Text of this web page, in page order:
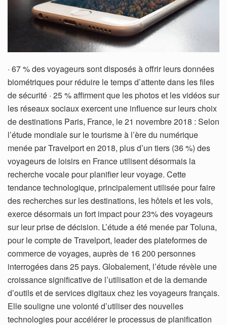
· 67 % des voyageurs sont disposés à offrir leurs données
biométriques pour réduire le temps d’attente dans les files
de sécurité · 25 % affirment que les photos et les vidéos sur
les réseaux sociaux exercent une influence sur leurs choix
de destinations Paris, France, le 21 novembre 2018 : Selon
l’étude mondiale sur le tourisme à l’ère du numérique
menée par Travelport en 2018, plus d’un tiers (36 %) des
voyageurs de loisirs en France utilisent désormais la
recherche vocale pour planifier leur voyage. Cette
tendance technologique, principalement utilisée pour faire
des recherches sur les destinations, les hôtels et les vols,
exerce désormais un fort impact pour 23% des voyageurs
sur leur prise de décision. L’étude a été menée par Toluna,
pour le compte de Travelport, leader des plateformes de
commerce de voyages, auprès de 16 200 personnes
interrogées dans 25 pays. Globalement, l’étude révèle une
croissance significative de l’utilisation et de la demande
d’outils et de services digitaux chez les voyageurs français.
Elle souligne une volonté d’utiliser des nouvelles
technologies pour accélérer le processus de planification